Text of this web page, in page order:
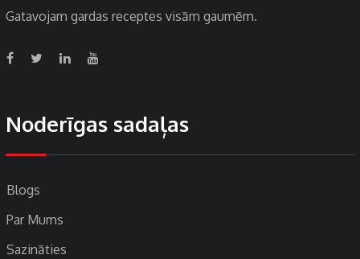
Gatavojam gardas receptes visām gaumēm.
Noderīgas sadaļas
Blogs
Par Mums
Sazināties